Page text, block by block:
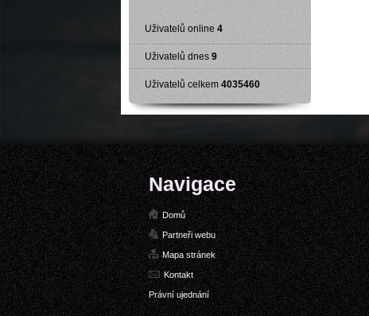
Uživatelů online 4
Uživatelů dnes 9
Uživatelů celkem 4035460
Navigace
Domů
Partneři webu
Mapa stránek
Kontakt
Právní ujednání